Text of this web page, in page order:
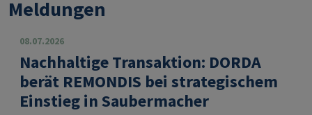
Meldungen
08.07.2026
Nachhaltige Transaktion: DORDA
berät REMONDIS bei strategischem
Einstieg in Saubermacher